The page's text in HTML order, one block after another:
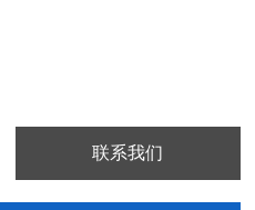
联系我们